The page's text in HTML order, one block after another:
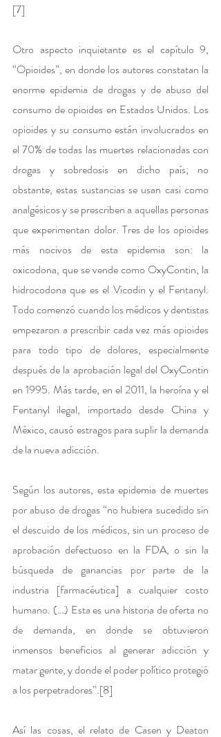
[7]
Otro aspecto inquietante es el capítulo 9,
“Opioides”, en donde los autores constatan la
enorme epidemia de drogas y de abuso del
consumo de opioides en Estados Unidos. Los
opioides y su consumo están involucrados en
el 70% de todas las muertes relacionadas con
drogas y sobredosis en dicho país; no
obstante, estas sustancias se usan casi como
analgésicos y se prescriben a aquellas personas
que experimentan dolor. Tres de los opioides
más nocivos de esta epidemia son: la
oxicodona, que se vende como OxyContin, la
hidrocodona que es el Vicodin y el Fentanyl.
Todo comenzó cuando los médicos y dentistas
empezaron a prescribir cada vez más opioides
para todo tipo de dolores, especialmente
después de la aprobación legal del OxyContin
en 1995. Más tarde, en el 2011, la heroína y el
Fentanyl ilegal, importado desde China y
México, causó estragos para suplir la demanda
de la nueva adicción.
Según los autores, esta epidemia de muertes
por abuso de drogas “no hubiera sucedido sin
el descuido de los médicos, sin un proceso de
aprobación defectuoso en la FDA, o sin la
búsqueda de ganancias por parte de la
industria [farmacéutica] a cualquier costo
humano. (…) Esta es una historia de oferta no
de demanda, en donde se obtuvieron
inmensos beneficios al generar adicción y
matar gente, y donde el poder político protegió
a los perpetradores”.[8]
Así las cosas, el relato de Casen y Deaton